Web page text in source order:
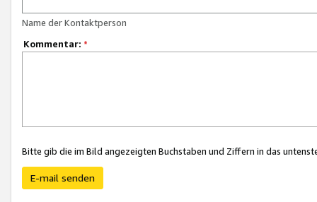
Name der Kontaktperson
Kommentar: *
Bitte gib die im Bild angezeigten Buchstaben und Ziffern in das
E-mail senden